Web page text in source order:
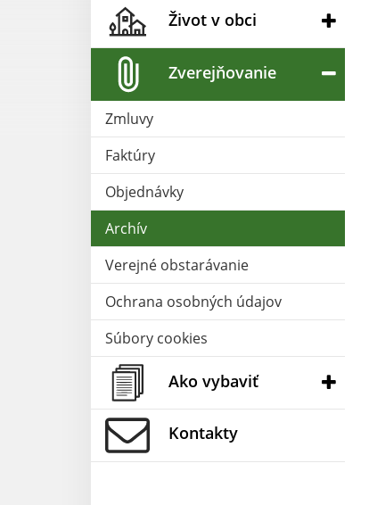
Život v obci
Zverejňovanie
Zmluvy
Faktúry
Objednávky
Archív
Verejné obstarávanie
Ochrana osobných údajov
Súbory cookies
Ako vybaviť
Kontakty